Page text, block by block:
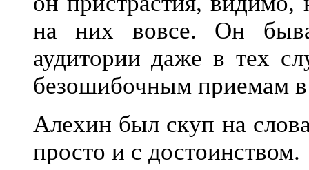
на них вовсе. Он
аудитории даже в тех
безошибочным приемам
Алехин был скуп на
просто и с достоинством.